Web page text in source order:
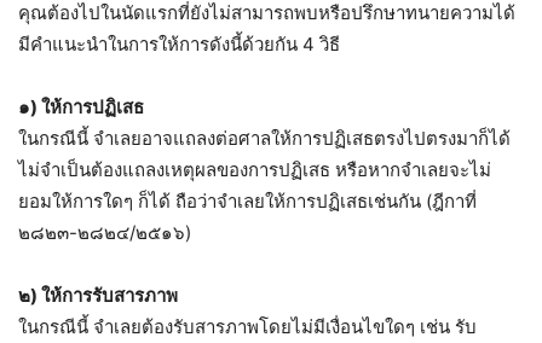
คุณต้องไปในนัดแรกที่ยังไม่สามารถพบหรือปรึกษาทนายความได้
มีคำแนะนำในการให้การดังนี้ด้วยกัน 4 วิธี
๑) ให้การปฏิเสธ
ในกรณีนี้ จำเลยอาจแถลงต่อศาลให้การปฏิเสธตรงไปตรงมาก็ได้
ไม่จำเป็นต้องแถลงเหตุผลของการปฏิเสธ หรือหากจำเลยจะไม่
ยอมให้การใดๆ ก็ได้ ถือว่าจำเลยให้การปฏิเสธเช่นกัน (ฎีกาที่
๒๘๒๓-๒๘๒๔/๒๕๑๖)
๒) ให้การรับสารภาพ
ในกรณีนี้ จำเลยต้องรับสารภาพโดยไม่มีเงื่อนไขใดๆ เช่น รับ